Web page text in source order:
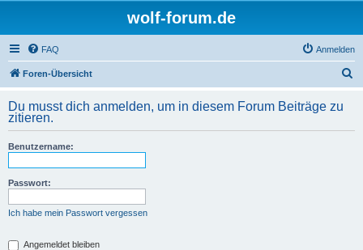
wolf-forum.de
FAQ Anmelden
Foren-Übersicht
h
Du musst dich anmelden, um in diesem Forum Beiträge zu
zitieren.
Benutzername:
Passwort:
Ich habe mein Passwort vergessen
Angemeldet bleiben